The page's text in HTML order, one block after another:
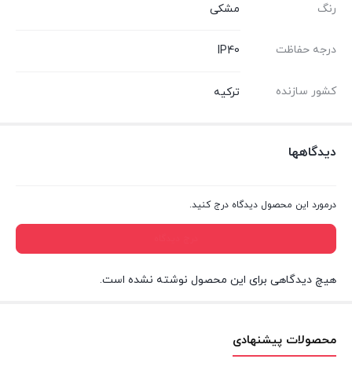
رنگ مشکی
درجه حفاظت IP40
کشور سازنده تركیه
دیدگاهها
درمورد این محصول دیدگاه درج کنید.
هیچ دیدگاهی برای این محصول نوشته نشده است.
محصولات پیشنهادی